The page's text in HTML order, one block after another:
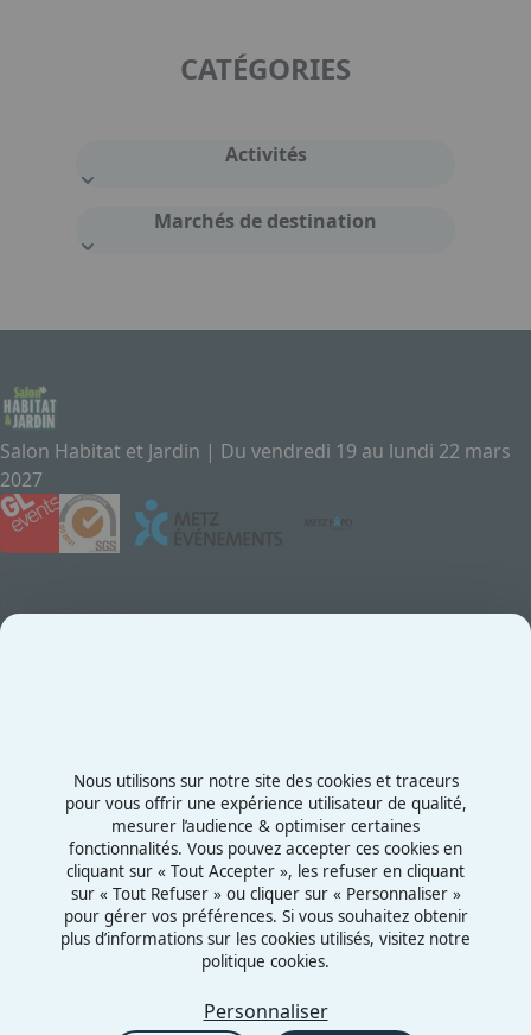
CATÉGORIES
Activités
Marchés de destination
Salon Habitat et Jardin | Du vendredi 19 au lundi 22 mars
2027
Rue de la Grange aux Bois
57070 - Metz
France
Politiques de confidentialité
Nous utilisons sur notre site des cookies et traceurs
pour vous offrir une expérience utilisateur de qualité,
mesurer l’audience & optimiser certaines
fonctionnalités. Vous pouvez accepter ces cookies en
cliquant sur « Tout Accepter », les refuser en cliquant
sur « Tout Refuser » ou cliquer sur « Personnaliser »
pour gérer vos préférences. Si vous souhaitez obtenir
plus d’informations sur les cookies utilisés, visitez notre
politique cookies.
Personnaliser